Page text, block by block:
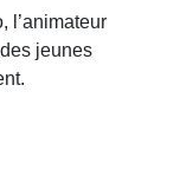
l’animateur
jeunes